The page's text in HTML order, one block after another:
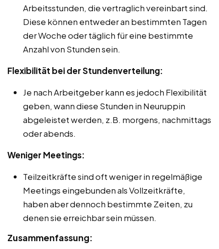
Arbeitsstunden, die vertraglich vereinbart sind.
Diese können entweder an bestimmten Tagen
der Woche oder täglich für eine bestimmte
Anzahl von Stunden sein.
Flexibilität bei der Stundenverteilung:
Je nach Arbeitgeber kann es jedoch Flexibilität
geben, wann diese Stunden in Neuruppin
abgeleistet werden, z.B. morgens, nachmittags
oder abends.
Weniger Meetings:
Teilzeitkräfte sind oft weniger in regelmäßige
Meetings eingebunden als Vollzeitkräfte,
haben aber dennoch bestimmte Zeiten, zu
denen sie erreichbar sein müssen.
Zusammenfassung: